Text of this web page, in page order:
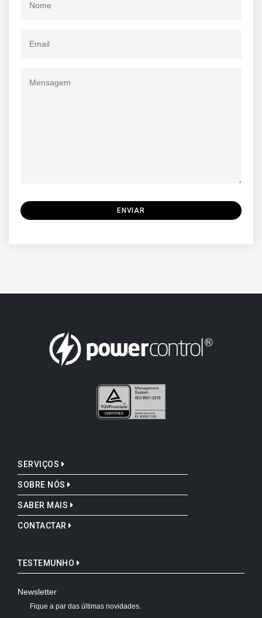
ENVIAR
SERVIÇOS
SOBRE NÓS
SABER MAIS
CONTACTAR
TESTEMUNHO
Newsletter
Fique a par das últimas novidades.